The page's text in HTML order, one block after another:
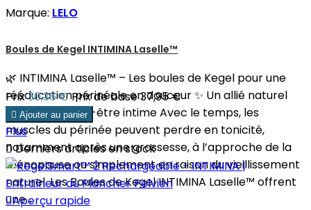
Marque: LELO
Boules de Kegel INTIMINA Laselle™
🌿 INTIMINA Laselle™ – Les boules de Kegel pour une
rééducation périnéale en douceur ✨ Un allié naturel
pour votre bien-être intime Avec le temps, les
muscles du périnée peuvent perdre en tonicité,
notamment après une grossesse, à l’approche de la
ménopause ou simplement en raison du vieillissement
naturel. Les Boules de Kegel INTIMINA Laselle™ offrent
une...
Prix30,36 €Prix de base37,95 €
 Ajouter au panier
Plus
Derniers articles en stock
Aperçu rapide